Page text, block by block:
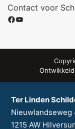
Ter Linden
Nieuwlandseweg
1215 AW
Contact voor
Facebook
YouTube